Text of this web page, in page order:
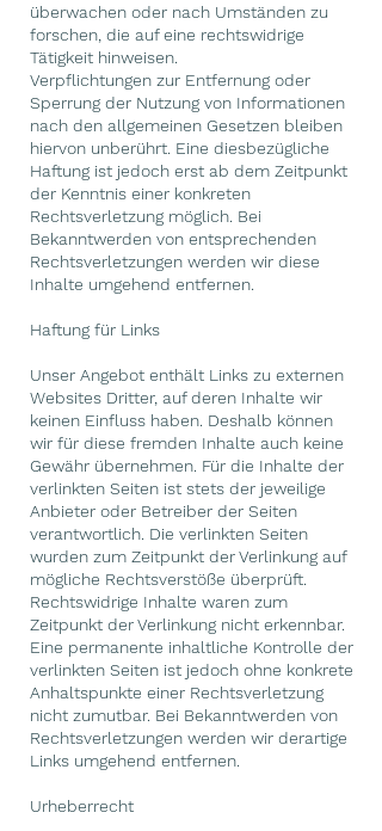
überwachen oder nach Umständen zu
forschen, die auf eine rechtswidrige
Tätigkeit hinweisen.
Verpflichtungen zur Entfernung oder
Sperrung der Nutzung von Informationen
nach den allgemeinen Gesetzen bleiben
hiervon unberührt. Eine diesbezügliche
Haftung ist jedoch erst ab dem Zeitpunkt
der Kenntnis einer konkreten
Rechtsverletzung möglich. Bei
Bekanntwerden von entsprechenden
Rechtsverletzungen werden wir diese
Inhalte umgehend entfernen.
Haftung für Links
Unser Angebot enthält Links zu externen
Websites Dritter, auf deren Inhalte wir
keinen Einfluss haben. Deshalb können
wir für diese fremden Inhalte auch keine
Gewähr übernehmen. Für die Inhalte der
verlinkten Seiten ist stets der jeweilige
Anbieter oder Betreiber der Seiten
verantwortlich. Die verlinkten Seiten
wurden zum Zeitpunkt der Verlinkung auf
mögliche Rechtsverstöße überprüft.
Rechtswidrige Inhalte waren zum
Zeitpunkt der Verlinkung nicht erkennbar.
Eine permanente inhaltliche Kontrolle der
verlinkten Seiten ist jedoch ohne konkrete
Anhaltspunkte einer Rechtsverletzung
nicht zumutbar. Bei Bekanntwerden von
Rechtsverletzungen werden wir derartige
Links umgehend entfernen.
Urheberrecht